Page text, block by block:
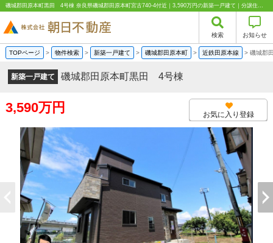
磯城郡田原本町黒田 4号棟 奈良県磯城郡田原本町宮古740-4付近｜3,590万円の新築一戸建て｜分譲住宅や新築物件｜株式会社朝日不動産
検索 お知らせ
TOPページ > 物件検索 > 新築一戸建て > 磯城郡田原本町 > 近鉄田原本線 > 磯城郡
新築一戸建て 磯城郡田原本町黒田 4号棟
3,590万円 お気に入り登録